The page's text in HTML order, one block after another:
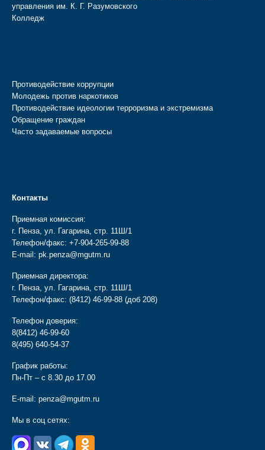
управления им. К. Г. Разумовского
Колледж
Противодействие коррупции
Молодежь против наркотиков
Противодействие идеологии терроризма и экстремизма
Обращение граждан
Часто задаваемые вопросы
Контакты
Приемная комиссия:
г. Пенза, ул. Гагарина, стр. 11Ш/1
Телефон/факс: +7-904-265-99-88
E-mail: pk.penza@mgutm.ru
Приемная директора:
г. Пенза, ул. Гагарина, стр. 11Ш/1
Телефон/факс: (8412) 46-99-88 (доб 208)
Телефон доверия:
8(8412) 46-99-60
8(495) 640-54-37
График работы:
Пн-Пт – с 8.30 до 17.00
E-mail: penza@mgutm.ru
Мы в соц сетях: